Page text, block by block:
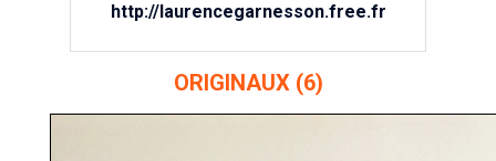
http://laurencegarnesson.free.fr
ORIGINAUX (6)